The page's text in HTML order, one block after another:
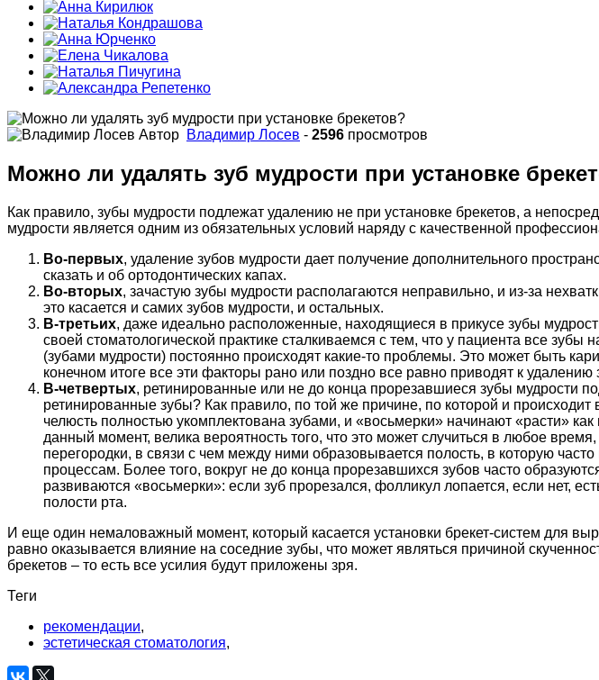
Автор Владимир Лосев - 2596 просмотров
Можно ли удалять зуб мудрости при установке
Как правило, зубы мудрости подлежат удалению не при установке брекетов, а
мудрости является одним из обязательных условий наряду с качественной
Во-первых, удаление зубов мудрости дает получение дополнительного
сказать и об ортодонтических капах.
Во-вторых, зачастую зубы мудрости располагаются неправильно, и из-за
это касается и самих зубов мудрости, и остальных.
В-третьих, даже идеально расположенные, находящиеся в прикусе зубы
своей стоматологической практике сталкиваемся с тем, что у пациента все
(зубами мудрости) постоянно происходят какие-то проблемы. Это может быть
конечном итоге все эти факторы рано или поздно все равно приводят к удалению
В-четвертых, ретинированные или не до конца прорезавшиеся зубы мудрости
ретинированные зубы? Как правило, по той же причине, по которой и
челюсть полностью укомплектована зубами, и «восьмерки» начинают «расти»
данный момент, велика вероятность того, что это может случиться в любое
перегородки, в связи с чем между ними образовывается полость, в которую
процессам. Более того, вокруг не до конца прорезавшихся зубов часто
развиваются «восьмерки»: если зуб прорезался, фолликул лопается, если нет,
полости рта.
И еще один немаловажный момент, который касается установки брекет-систем для
равно оказывается влияние на соседние зубы, что может являться причиной
брекетов – то есть все усилия будут приложены зря.
Теги
рекомендации,
эстетическая стоматология,